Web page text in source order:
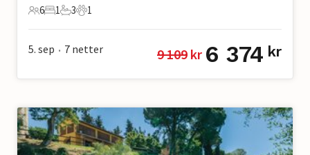
6 Gjester
6
1 Soverom
1
3 Bad
3
1 Kjæledyr
1
5. sep • 7 netter 9 109 kr 6 374 kr